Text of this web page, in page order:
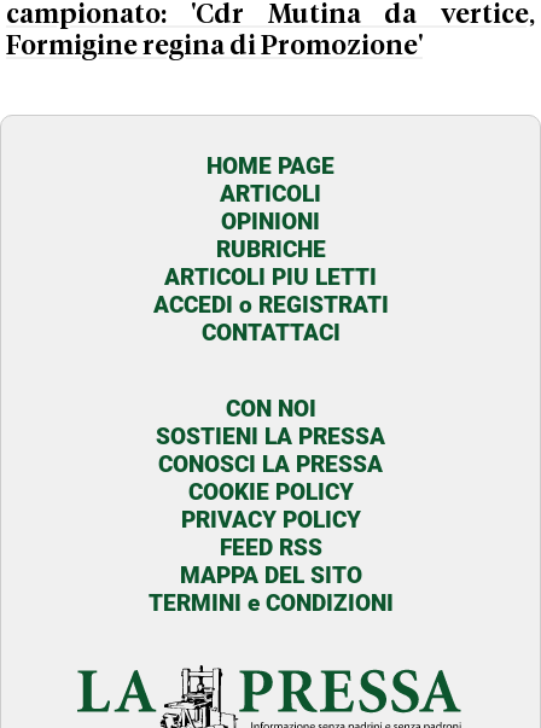
campionato: 'Cdr Mutina da vertice,
Formigine regina di Promozione'
HOME PAGE
ARTICOLI
OPINIONI
RUBRICHE
ARTICOLI PIU LETTI
ACCEDI o REGISTRATI
CONTATTACI
CON NOI
SOSTIENI LA PRESSA
CONOSCI LA PRESSA
COOKIE POLICY
PRIVACY POLICY
FEED RSS
MAPPA DEL SITO
TERMINI e CONDIZIONI